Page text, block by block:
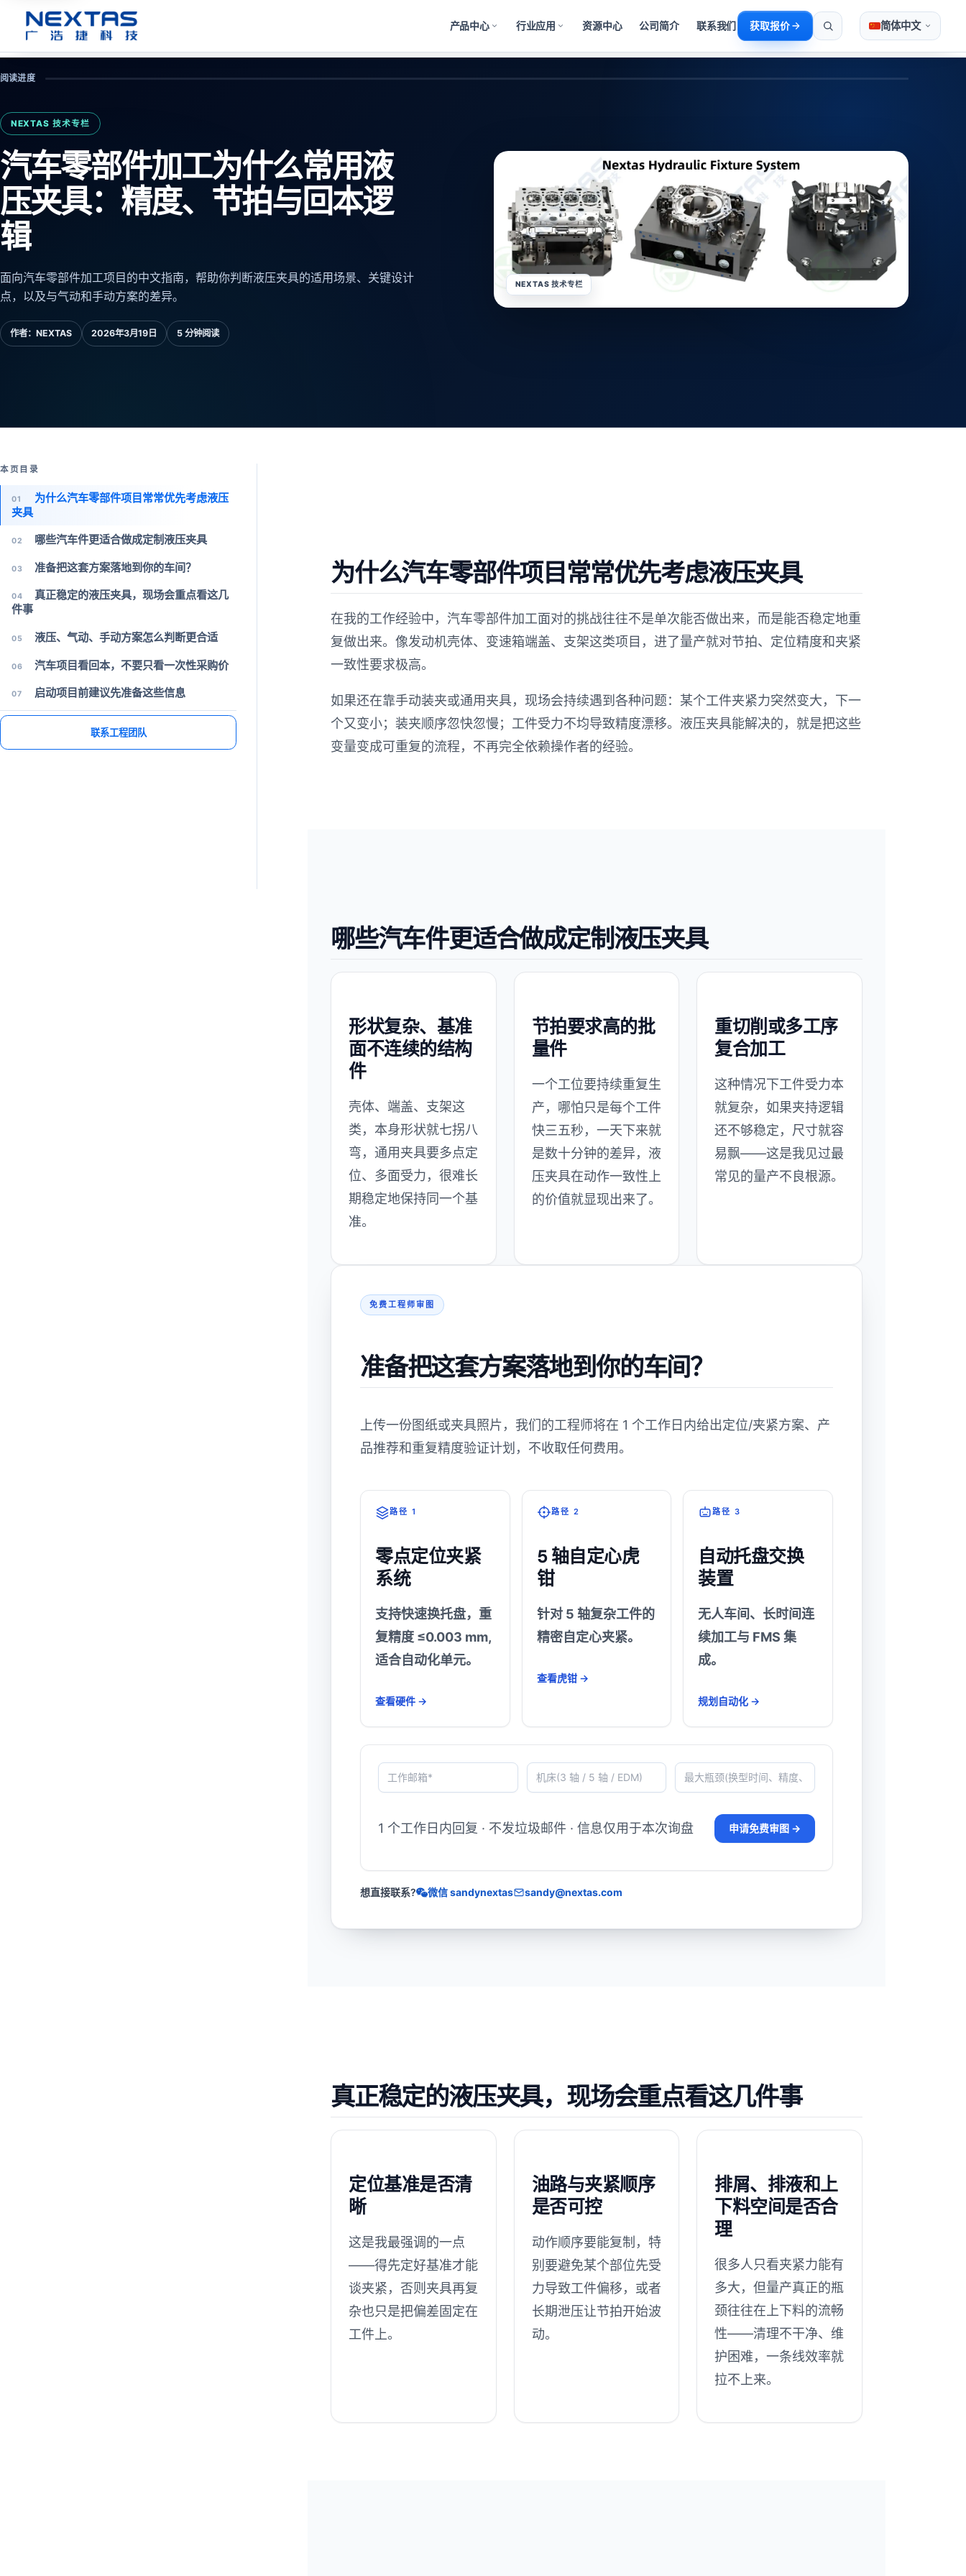
产品中心 行业应用 资源中心 公司简介 联系我们 获取报价 简体中文
阅读进度
NEXTAS 技术专栏
汽车零部件加工为什么常用液
压夹具：精度、节拍与回本逻
辑
面向汽车零部件加工项目的中文指南，帮助你判断液压夹具的适用场景、关键设计
点，以及与气动和手动方案的差异。
作者： NEXTAS 2026年3月19日 5 分钟阅读
NEXTAS 技术专栏
本页目录
01
为什么汽车零部件项目常常优先考虑液压
夹具
02 哪些汽车件更适合做成定制液压夹具
03 准备把这套方案落地到你的车间？
04
真正稳定的液压夹具，现场会重点看这几
件事
05 液压、气动、手动方案怎么判断更合适
06 汽车项目看回本，不要只看一次性采购价
07 启动项目前建议先准备这些信息
项目支持
讨论您的工装夹具或自动化项目
请提供机床类型、工件材料和换型目标。
联系工程团队
为什么汽车零部件项目常常优先考虑液压夹具
在我的工作经验中，汽车零部件加工面对的挑战往往不是单次能否做出来，而是能否稳定地重
复做出来。像发动机壳体、变速箱端盖、支架这类项目，进了量产就对节拍、定位精度和夹紧
一致性要求极高。
如果还在靠手动装夹或通用夹具，现场会持续遇到各种问题：某个工件夹紧力突然变大，下一
个又变小；装夹顺序忽快忽慢；工件受力不均导致精度漂移。液压夹具能解决的，就是把这些
变量变成可重复的流程，不再完全依赖操作者的经验。
哪些汽车件更适合做成定制液压夹具
形状复杂、基准
面不连续的结构
件
壳体、端盖、支架这
类，本身形状就七拐八
弯，通用夹具要多点定
位、多面受力，很难长
期稳定地保持同一个基
准。
节拍要求高的批
量件
一个工位要持续重复生
产，哪怕只是每个工件
快三五秒，一天下来就
是数十分钟的差异，液
压夹具在动作一致性上
的价值就显现出来了。
重切削或多工序
复合加工
这种情况下工件受力本
就复杂，如果夹持逻辑
还不够稳定，尺寸就容
易飘——这是我见过最
常见的量产不良根源。
免费工程师审图
准备把这套方案落地到你的车间？
上传一份图纸或夹具照片，我们的工程师将在 1 个工作日内给出定位/夹紧方案、产
品推荐和重复精度验证计划，不收取任何费用。
路径 1
零点定位夹紧
系统
支持快速换托盘，重
复精度 ≤0.003 mm,
适合自动化单元。
查看硬件 →
路径 2
5 轴自定心虎
钳
针对 5 轴复杂工件的
精密自定心夹紧。
查看虎钳 →
路径 3
自动托盘交换
装置
无人车间、长时间连
续加工与 FMS 集
成。
规划自动化 →
工作邮箱*
机床(3 轴 / 5 轴 / EDM)
最大瓶颈(换型时间、精度、自动化)
1 个工作日内回复 · 不发垃圾邮件 · 信息仅用于本次询盘 申请免费审图 →
想直接联系? 微信 sandynextas sandy@nextas.com
真正稳定的液压夹具，现场会重点看这几件事
定位基准是否清
晰
这是我最强调的一点
——得先定好基准才能
谈夹紧，否则夹具再复
杂也只是把偏差固定在
工件上。
油路与夹紧顺序
是否可控
动作顺序要能复制，特
别要避免某个部位先受
力导致工件偏移，或者
长期泄压让节拍开始波
动。
排屑、排液和上
下料空间是否合
理
很多人只看夹紧力能有
多大，但量产真正的瓶
颈往往在上下料的流畅
性——清理不干净、维
护困难，一条线效率就
拉不上来。